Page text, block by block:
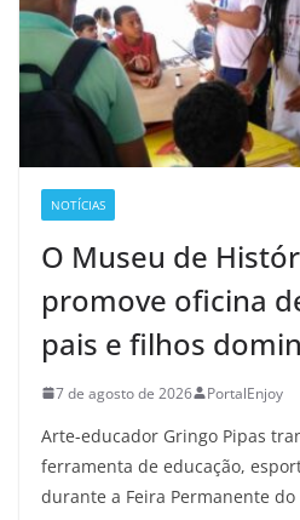
NOTÍCIAS
O Museu de
promove oficina
pais e filhos
7 de agosto de 2026 PortalEnjoy
Arte-educador Gringo Pipas
ferramenta de educação,
durante a Feira Permanente do